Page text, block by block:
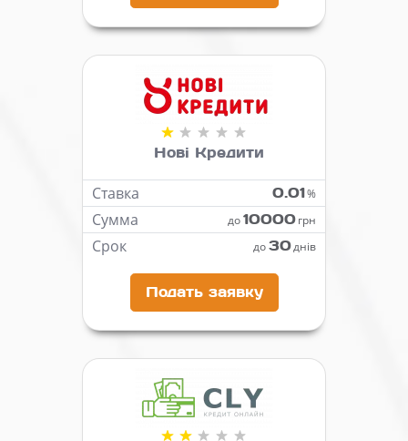
Нові Кредити
Ставка 0.01%
Сумма до10000грн
Срок до30днів
Подать заявку